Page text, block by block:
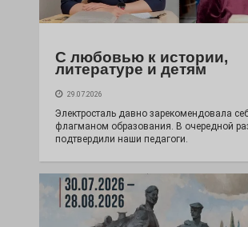
С любовью к истории,
литературе и детям
29.07.2026
Электросталь давно зарекомендовала
флагманом образования. В очередной раз
подтвердили наши педагоги.